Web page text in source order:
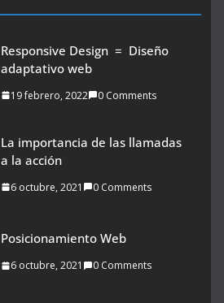
Responsive Design = Diseño
adaptativo web
19 febrero, 2022 0 Comments
La importancia de las llamadas
a la acción
6 octubre, 2021 0 Comments
Posicionamiento Web
6 octubre, 2021 0 Comments